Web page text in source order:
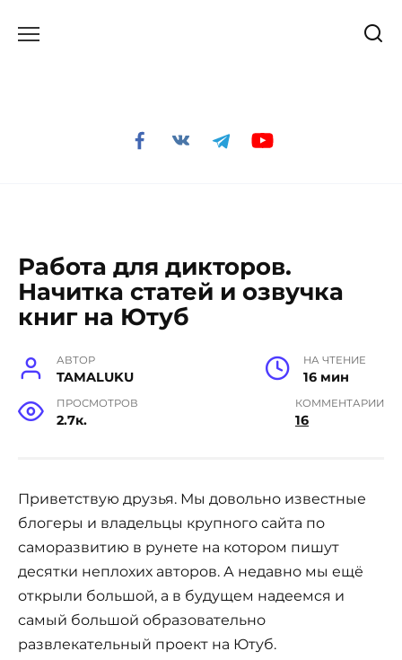
Работа для дикторов.
Начитка статей и озвучка
книг на Ютуб
АВТОР
TAMALUKU
НА ЧТЕНИЕ
16 мин
ПРОСМОТРОВ
2.7к.
КОММЕНТАРИИ
16
Приветствую друзья. Мы довольно известные
блогеры и владельцы крупного сайта по
саморазвитию в рунете на котором пишут
десятки неплохих авторов. А недавно мы ещё
открыли большой, а в будущем надеемся и
самый большой образовательно
развлекательный проект на Ютуб.